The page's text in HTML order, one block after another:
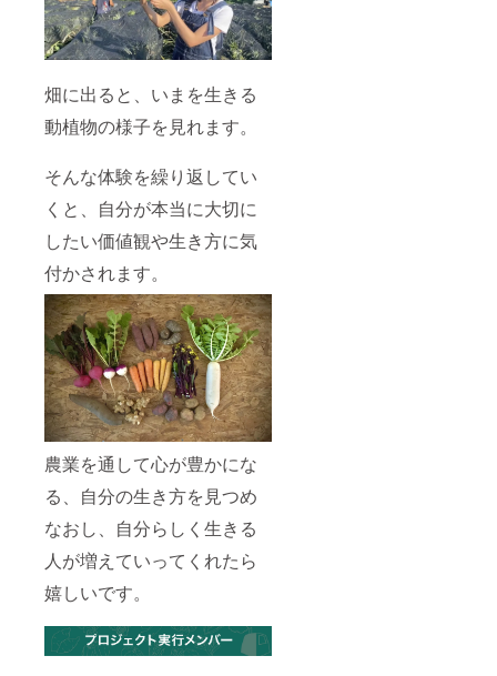
畑に出ると、いまを生きる
動植物の様子を見れます。
そんな体験を繰り返してい
くと、自分が本当に大切に
したい価値観や生き方に気
付かされます。
農業を通して心が豊かにな
る、自分の生き方を見つめ
なおし、自分らしく生きる
人が増えていってくれたら
嬉しいです。